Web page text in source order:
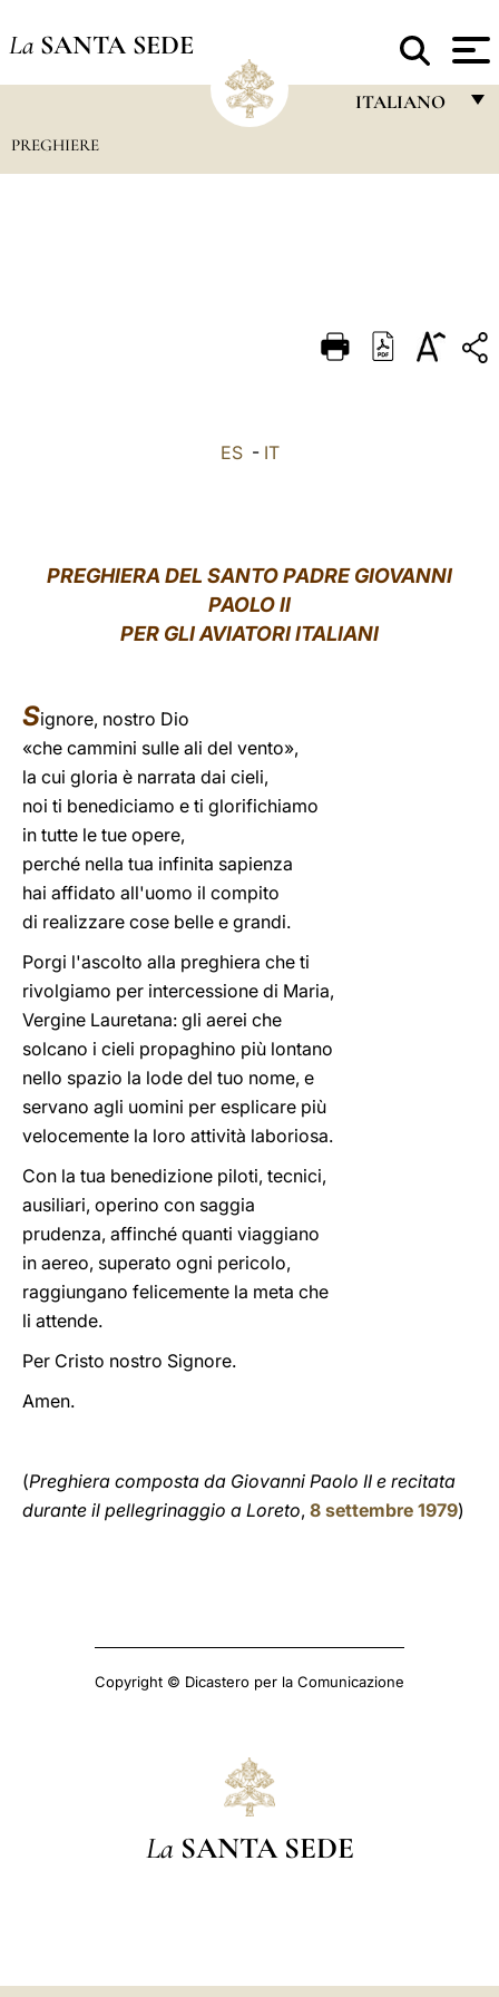
La SANTA SEDE
ITALIANO
DEUTSCH
PREGHIERE
ES- IT
PREGHIERA DEL SANTO PADRE GIOVANNI
PAOLO II
PER GLI AVIATORI ITALIANI
Signore, nostro Dio
«che cammini sulle ali del vento»,
la cui gloria è narrata dai cieli,
noi ti benediciamo e ti glorifichiamo
in tutte le tue opere,
perché nella tua infinita sapienza
hai affidato all'uomo il compito
di realizzare cose belle e grandi.
Porgi l'ascolto alla preghiera che ti
rivolgiamo per intercessione di Maria,
Vergine Lauretana: gli aerei che
solcano i cieli propaghino più lontano
nello spazio la lode del tuo nome, e
servano agli uomini per esplicare più
velocemente la loro attività laboriosa.
Con la tua benedizione piloti, tecnici,
ausiliari, operino con saggia
prudenza, affinché quanti viaggiano
in aereo, superato ogni pericolo,
raggiungano felicemente la meta che
li attende.
Per Cristo nostro Signore.
Amen.
(Preghiera composta da Giovanni Paolo II e recitata
durante il pellegrinaggio a Loreto, 8 settembre 1979)
Copyright © Dicastero per la Comunicazione
La SANTA SEDE